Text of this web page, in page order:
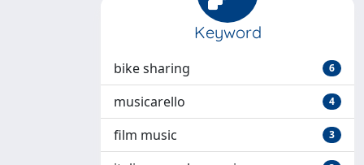
Keyword
bike sharing 6
musicarello 4
film music 3